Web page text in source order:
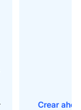
Crear